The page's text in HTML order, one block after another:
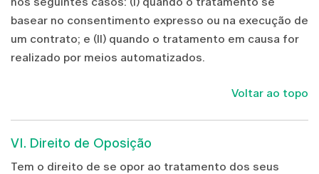
basear no consentimento expresso ou na execução de
um contrato; e (II) quando o tratamento em causa for
realizado por meios automatizados.
Voltar ao topo
VI. Direito de Oposição
Tem o direito de se opor ao tratamento dos seus